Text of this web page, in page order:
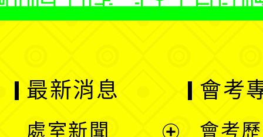
最新消息
處室新聞
會考
會考